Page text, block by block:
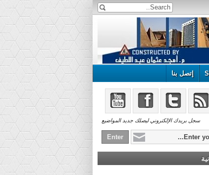
إتصل بنا
سجل بريدك الإلكتروني ليصلك جديد المواضيع